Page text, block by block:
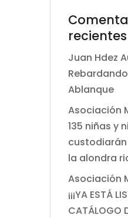
recientes
Juan Hdez
Ablanque
Asociación
135 niñas y
la alondra
Asociación
¡¡¡YA ESTÁ
CATÁLOGO